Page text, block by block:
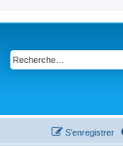
S’enregistrer